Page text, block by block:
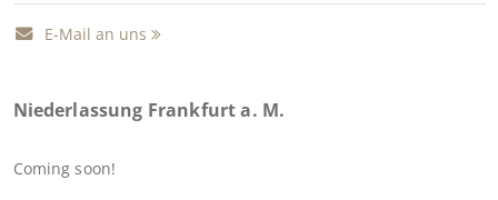
E-Mail an uns
Niederlassung Frankfurt a. M.
Coming soon!